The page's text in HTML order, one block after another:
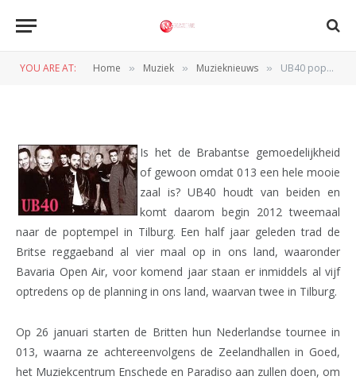
YOU ARE AT: Home » Muziek » Muzieknieuws » UB40 populair in Tilburg
Is het de Brabantse gemoedelijkheid
of gewoon omdat 013 een hele mooie
zaal is? UB40 houdt van beiden en
komt daarom begin 2012 tweemaal
naar de poptempel in Tilburg. Een half jaar geleden trad de
Britse reggaeband al vier maal op in ons land, waaronder
Bavaria Open Air, voor komend jaar staan er inmiddels al vijf
optredens op de planning in ons land, waarvan twee in Tilburg.
Op 26 januari starten de Britten hun Nederlandse tournee in
013, waarna ze achtereenvolgens de Zeelandhallen in Goed,
het Muziekcentrum Enschede en Paradiso aan zullen doen, om